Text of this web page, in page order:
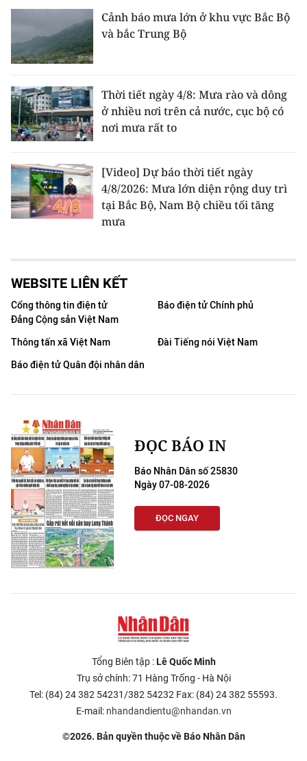
Cảnh báo mưa lớn ở khu vực Bắc Bộ
và bắc Trung Bộ
Thời tiết ngày 4/8: Mưa rào và dông
ở nhiều nơi trên cả nước, cục bộ có
nơi mưa rất to
[Video] Dự báo thời tiết ngày
4/8/2026: Mưa lớn diện rộng duy trì
tại Bắc Bộ, Nam Bộ chiều tối tăng
mưa
WEBSITE LIÊN KẾT
Cổng thông tin điện tử
Đảng Cộng sản Việt Nam
Báo điện tử Chính phủ
Thông tấn xã Việt Nam
Đài Tiếng nói Việt Nam
Báo điện tử Quân đội nhân dân
ĐỌC BÁO IN
Báo Nhân Dân số 25830
Ngày 07-08-2026
ĐỌC NGAY
Tổng Biên tập :Lê Quốc Minh
Trụ sở chính: 71 Hàng Trống - Hà Nội
Tel: (84) 24 382 54231/382 54232 Fax: (84) 24 382 55593.
E-mail: nhandandientu@nhandan.vn
©2026. Bản quyền thuộc về Báo Nhân Dân